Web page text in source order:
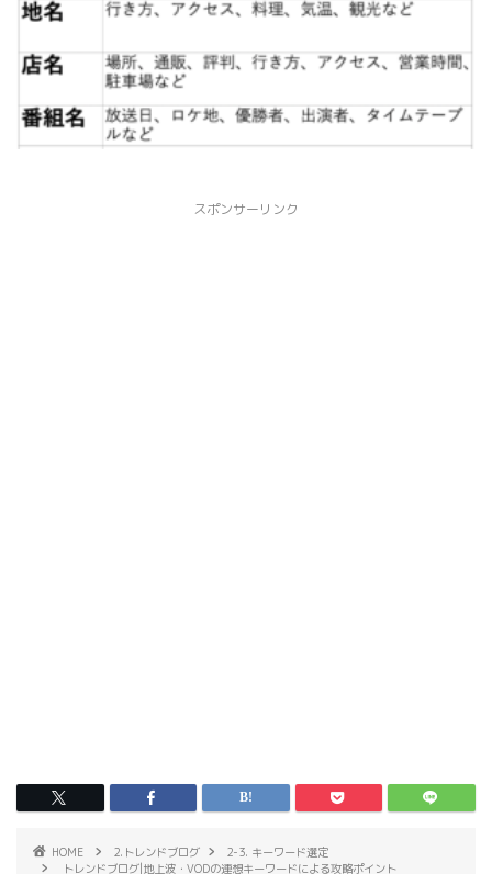
スポンサーリンク
HOME 2.トレンドブログ
2-3. キーワード選定
トレンドブログ|地上波・VODの連想キーワードによる攻略ポイント